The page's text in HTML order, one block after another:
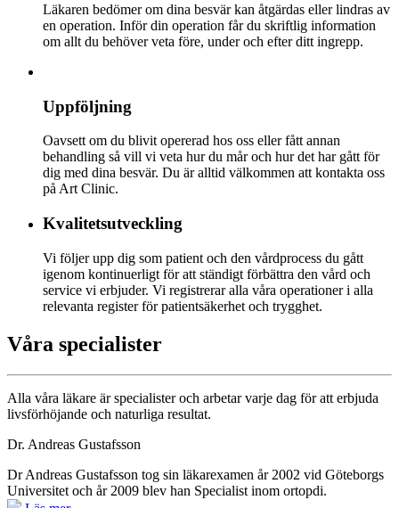
Läkaren bedömer om dina besvär kan åtgärdas eller lindras av
en operation. Inför din operation får du skriftlig information
om allt du behöver veta före, under och efter ditt ingrepp.
Uppföljning
Oavsett om du blivit opererad hos oss eller fått annan
behandling så vill vi veta hur du mår och hur det har gått för
dig med dina besvär. Du är alltid välkommen att kontakta oss
på Art Clinic.
Kvalitetsutveckling
Vi följer upp dig som patient och den vårdprocess du gått
igenom kontinuerligt för att ständigt förbättra den vård och
service vi erbjuder. Vi registrerar alla våra operationer i alla
relevanta register för patientsäkerhet och trygghet.
Våra specialister
Alla våra läkare är specialister och arbetar varje dag för att erbjuda
livsförhöjande och naturliga resultat.
Dr. Andreas Gustafsson
Dr Andreas Gustafsson tog sin läkarexamen år 2002 vid Göteborgs
Universitet och år 2009 blev han Specialist inom ortopdi.